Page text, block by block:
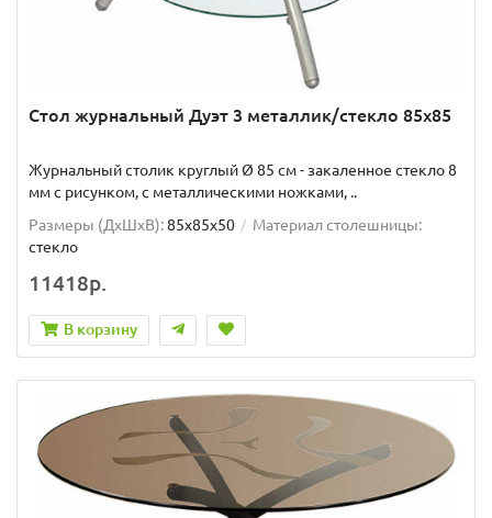
Стол журнальный Дуэт 3 металлик/стекло 85х85
Журнальный столик круглый Ø 85 см - закаленное стекло 8
мм с рисунком, с металлическими ножками, ..
Размеры (ДхШxВ):85х85х50
Материал столешницы:
стекло
11418р.
В корзину